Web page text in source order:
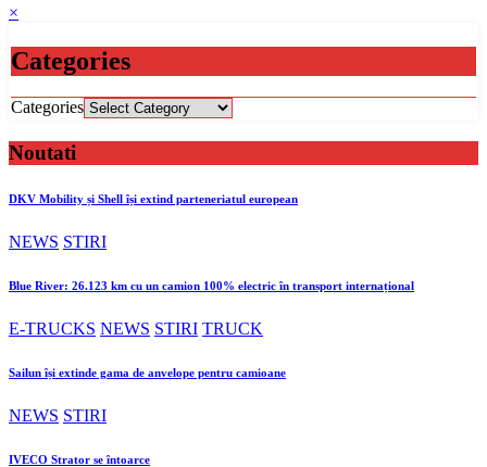
×
Categories
Categories
Noutati
DKV Mobility și Shell își extind parteneriatul european
NEWS STIRI
Blue River: 26.123 km cu un camion 100% electric în transport internațional
E-TRUCKS NEWS STIRI TRUCK
Sailun își extinde gama de anvelope pentru camioane
NEWS STIRI
IVECO Strator se întoarce